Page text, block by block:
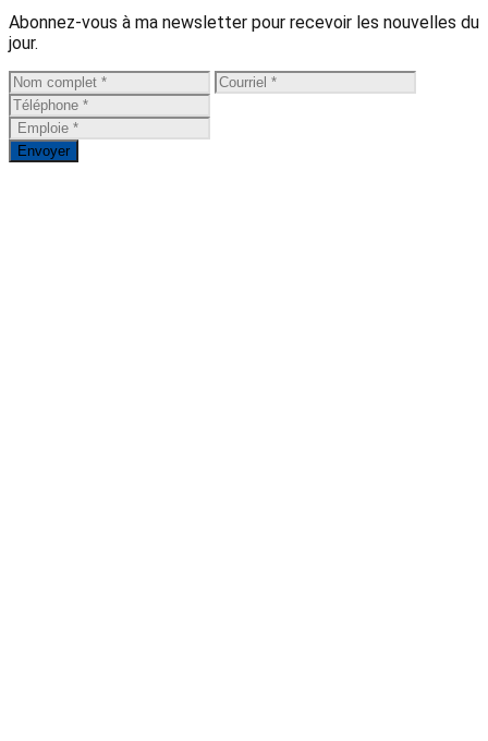
Abonnez-vous à ma newsletter pour recevoir les nouvelles du
jour.
Envoyer